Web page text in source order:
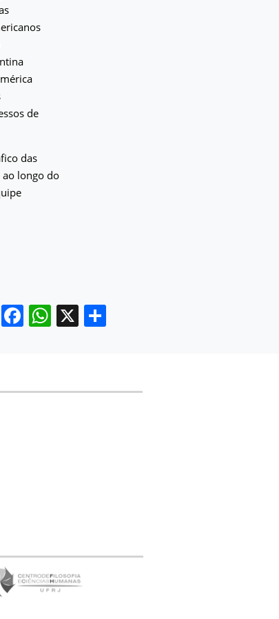
de
das
ao longo do
Facebook
WhatsApp
X